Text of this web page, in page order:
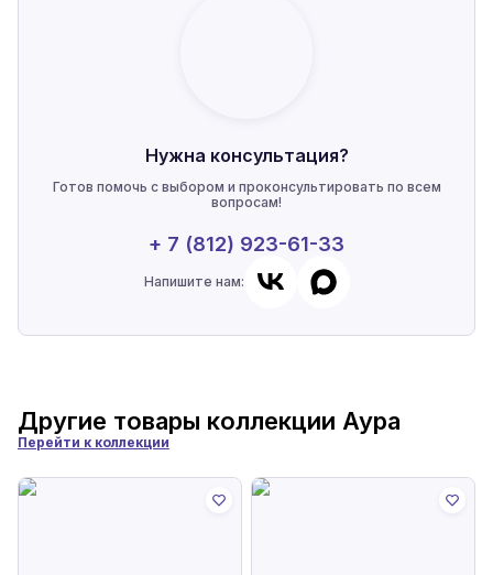
Нужна консультация?
Готов помочь с выбором и проконсультировать по всем
вопросам!
+ 7 (812) 923-61-33
Напишите нам:
Другие товары коллекции Аура
Перейти к коллекции